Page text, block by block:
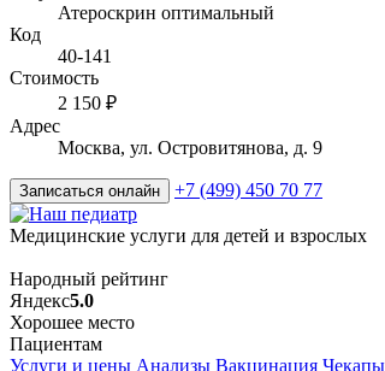
Атероскрин оптимальный
Код
40-141
Стоимость
2 150 ₽
Адрес
Москва, ул. Островитянова, д. 9
Записаться онлайн +7 (499) 450 70 77
Медицинские услуги для детей и взрослых
Народный рейтинг
Яндекс5.0
Хорошее место
Пациентам
Услуги и цены Анализы Вакцинация Чекапы